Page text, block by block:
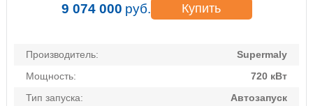
Производитель:
Supermaly
Мощность:
720 кВт
Тип запуска:
Автозапуск
9 074 000 руб. Купить